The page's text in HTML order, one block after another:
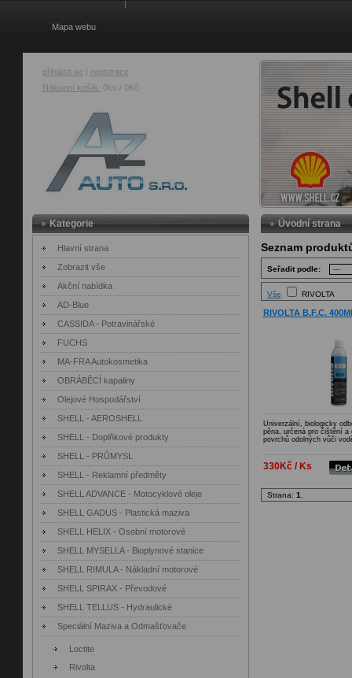
Mapa webu
Nákupní košík: 0ks / 0Kč
přihlásit se | registrace
Úvodní strana
Seznam
Seřadit podle:
Vše RIVOLTA
RIVOLTA B.F.C.
Univerzální, biologicky
pěna, určená pro čištění a
povrchů odolných vůči
330Kč / Ks
Strana: 1
Kategorie
Hlavní strana
Zobrazit vše
Akční nabídka
AD-Blue
CASSIDA - Potravinářské
FUCHS
MA-FRA Autokosmetika
OBRÁBĚCÍ kapaliny
Olejové Hospodářství
SHELL - AEROSHELL
SHELL - Doplňkové produkty
SHELL - PRŮMYSL
SHELL - Reklamní předměty
SHELL ADVANCE - Motocyklové oleje
SHELL GADUS - Plastická maziva
SHELL HELIX - Osobní motorové
SHELL MYSELLA - Bioplynové stanice
SHELL RIMULA - Nákladní motorové
SHELL SPIRAX - Převodové
SHELL TELLUS - Hydraulické
Speciální Maziva a Odmašťovače
Loctite
Rivolta